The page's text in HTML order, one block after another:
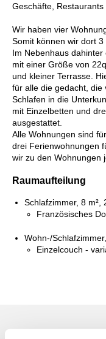
Geschäfte, Restaurants
Wir haben vier
Somit können wir dort 3
Im Nebenhaus
mit einer Größe von
und kleiner Terrasse.
für alle die gedacht, die
Schlafen in die
mit Einzelbetten und
ausgestattet.
Alle Wohnungen sind
drei Ferienwohnungen
wir zu den Wohnungen
Raumaufteilung
Schlafzimmer, 8 m²,
Französisches
Wohn-/
Einzelcouch -